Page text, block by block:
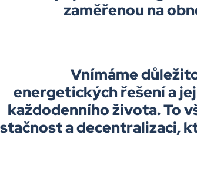
zaměřenou na
Vnímáme
energetických řešení a
každodenního života. To
a decentralizaci,